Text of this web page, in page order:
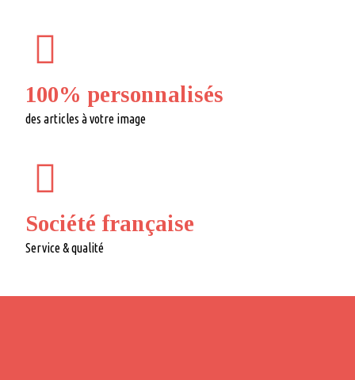
100% personnalisés
des articles à votre image
Société française
Service & qualité